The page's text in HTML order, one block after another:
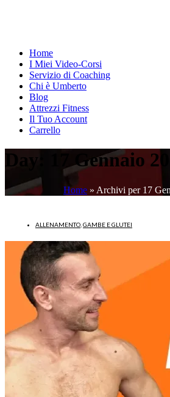
Home
I Miei Video-Corsi
Servizio di Coaching
Chi è Umberto
Blog
Attrezzi Fitness
Il Tuo Account
Carrello
Day: 17 Gennaio
Home » Archivi per 17
ALLENAMENTO GAMBE E GLUTEI